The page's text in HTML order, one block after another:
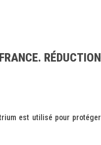
est utilisé pour